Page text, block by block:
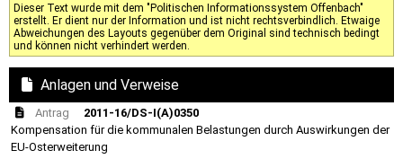
Dieser Text wurde mit dem "Politischen Informationssystem Offenbach"
erstellt. Er dient nur der Information und ist nicht rechtsverbindlich. Etwaige
Abweichungen des Layouts gegenüber dem Original sind technisch bedingt
und können nicht verhindert werden.
Anlagen und Verweise
Antrag
2011-16/DS-I(A)0350
Kompensation für die kommunalen Belastungen durch Auswirkungen der
EU-Osterweiterung